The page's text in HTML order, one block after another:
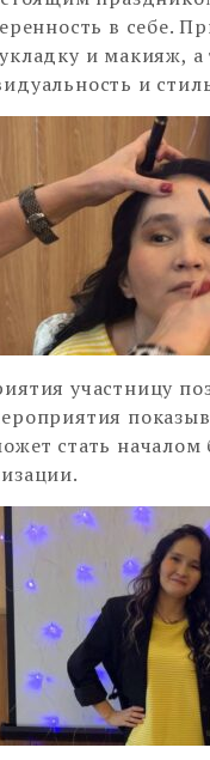
в себе.
и макияж,
и
участницу
стать